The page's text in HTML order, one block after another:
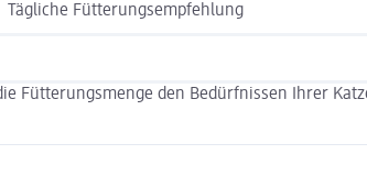
Tägliche Fütterungsempfehlung
Fütterungsmenge den Bedürfnissen Ihrer